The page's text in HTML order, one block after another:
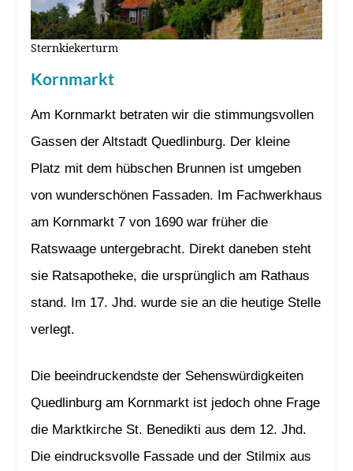
Sternkiekerturm
Kornmarkt
Am Kornmarkt betraten wir die stimmungsvollen
Gassen der Altstadt Quedlinburg. Der kleine
Platz mit dem hübschen Brunnen ist umgeben
von wunderschönen Fassaden. Im Fachwerkhaus
am Kornmarkt 7 von 1690 war früher die
Ratswaage untergebracht. Direkt daneben steht
sie Ratsapotheke, die ursprünglich am Rathaus
stand. Im 17. Jhd. wurde sie an die heutige Stelle
verlegt.
Die beeindruckendste der Sehenswürdigkeiten
Quedlinburg am Kornmarkt ist jedoch ohne Frage
die Marktkirche St. Benedikti aus dem 12. Jhd.
Die eindrucksvolle Fassade und der Stilmix aus